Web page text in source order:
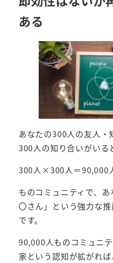
ある
あなたの300人の友人・
300人の知り合いがいる
300人×300人＝90,000
ものコミュニティで、
〇さん」という強力な
です。
90,000人ものコミュニ
家という認知が拡がれば